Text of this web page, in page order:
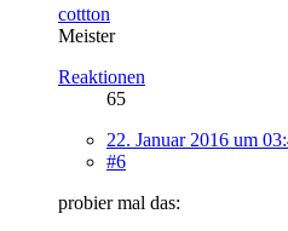
cottton
Meister
Reaktionen
65
22. Januar 2016 um
#6
probier mal das: